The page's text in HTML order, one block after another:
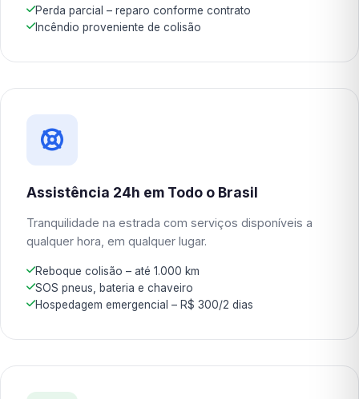
Perda parcial – reparo conforme contrato
Incêndio proveniente de colisão
Assistência 24h em Todo o Brasil
Tranquilidade na estrada com serviços disponíveis a
qualquer hora, em qualquer lugar.
Reboque colisão – até 1.000 km
SOS pneus, bateria e chaveiro
Hospedagem emergencial – R$ 300/2 dias